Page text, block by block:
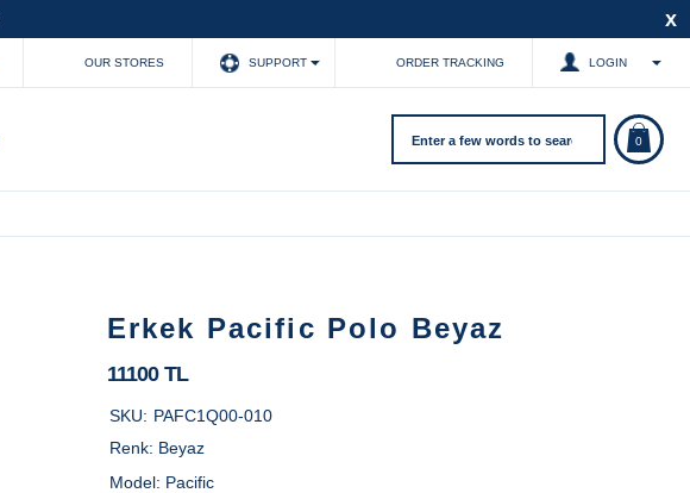
x
OUR STORES SUPPORT ORDER TRACKING LOGIN
0
Erkek Pacific Polo Beyaz
11100 TL
SKU: PAFC1Q00-010
Renk: Beyaz
Model: Pacific